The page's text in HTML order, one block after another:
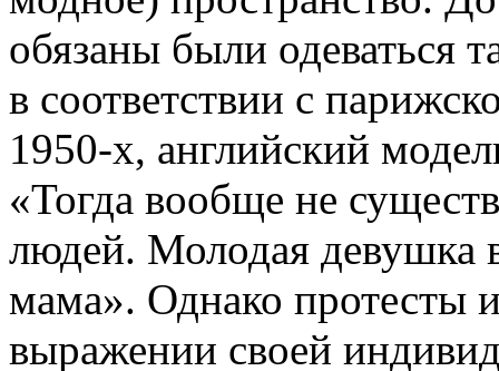
обязаны были одеваться
в соответствии с
1950-х, английский
«Тогда вообще не
людей. Молодая девушка
мама». Однако протесты
выражении своей